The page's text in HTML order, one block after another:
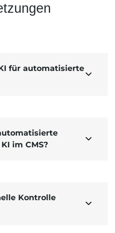
für automatisierte

im CMS?

Kontrolle
